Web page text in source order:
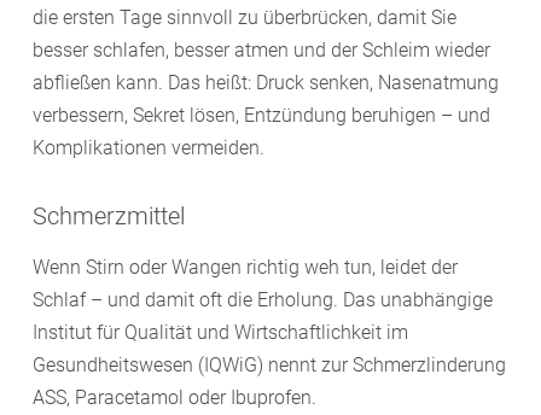
die ersten Tage sinnvoll zu überbrücken, damit Sie
besser schlafen, besser atmen und der Schleim wieder
abfließen kann. Das heißt: Druck senken, Nasenatmung
verbessern, Sekret lösen, Entzündung beruhigen – und
Komplikationen vermeiden.
Schmerzmittel
Wenn Stirn oder Wangen richtig weh tun, leidet der
Schlaf – und damit oft die Erholung. Das unabhängige
Institut für Qualität und Wirtschaftlichkeit im
Gesundheitswesen (IQWiG) nennt zur Schmerzlinderung
ASS, Paracetamol oder Ibuprofen.